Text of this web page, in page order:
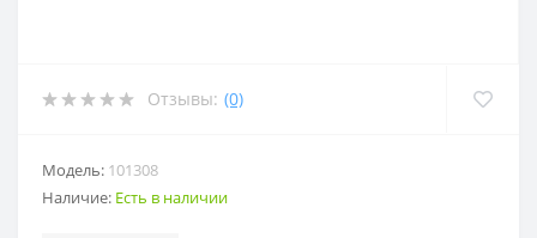
Отзывы: (0)
Модель: 101308
Наличие: Есть в наличии